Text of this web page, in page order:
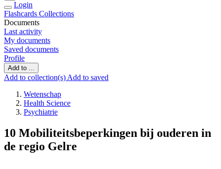
Login
Flashcards Collections
Documents
Last activity
My documents
Saved documents
Profile
Add to ...
Add to collection(s) Add to saved
Wetenschap
Health Science
Psychiatrie
10 Mobiliteitsbeperkingen bij ouderen in
de regio Gelre